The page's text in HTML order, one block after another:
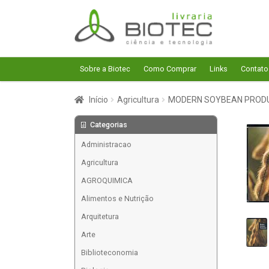
Pular
para
navegação
Pular
para
o
conteúdo
Sobre a Biotec Como Comprar Links Contato
Início Agricultura MODERN SOYBEAN
Categorias
Administracao
Agricultura
AGROQUIMICA
Alimentos e Nutrição
Arquitetura
Arte
Biblioteconomia